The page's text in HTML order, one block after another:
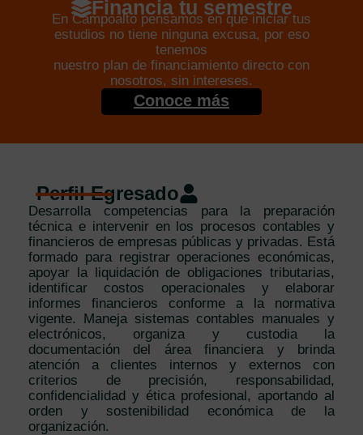
Financia tu semestre
En Campoalto pensamos en que iniciar tus
estudios no tiene ninguna excusa, por eso
tenemos
nuestro plan de financiamiento directo con
nosotros, sin intereses.
Conoce más
Perfil Egresado
Desarrolla competencias para la preparación
técnica e intervenir en los procesos contables y
financieros de empresas públicas y privadas. Está
formado para registrar operaciones económicas,
apoyar la liquidación de obligaciones tributarias,
identificar costos operacionales y elaborar
informes financieros conforme a la normativa
vigente. Maneja sistemas contables manuales y
electrónicos, organiza y custodia la
documentación del área financiera y brinda
atención a clientes internos y externos con
criterios de precisión, responsabilidad,
confidencialidad y ética profesional, aportando al
orden y sostenibilidad económica de la
organización.